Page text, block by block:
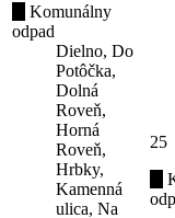
Komunálny
odpad
Dielno, Do
Potôčka,
Dolná
Roveň,
Horná
Roveň,
Hrbky,
Kamenná
ulica, Na
25